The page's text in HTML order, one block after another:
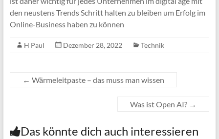
den neustens Trends Schritt halten zu bleiben um Erfolg im
Online-Business haben zu können
H Paul Dezember 28, 2022 Technik
← Wärmeleitpaste – das muss man wissen
Was ist Open AI? →
Das könnte dich auch interessieren